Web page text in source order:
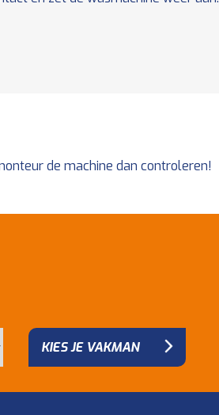
de machine dan controleren!
KIES JE VAKMAN